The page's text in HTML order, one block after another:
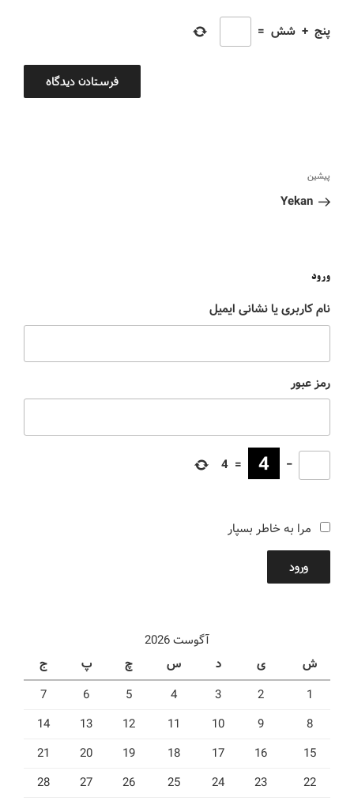
پنج + شش =
پیشین
Yekan
ورود
نام کاربری یا نشانی ایمیل
رمز عبور
−
=
4
مرا به خاطر بسپار
ورود
آگوست 2026
ش
ی د س چ پ
ج
1
2
3
4
5
6
7
8
9
10
11
12
13
14
15
16
17
18
19
20
21
22
23
24
25
26
27
28